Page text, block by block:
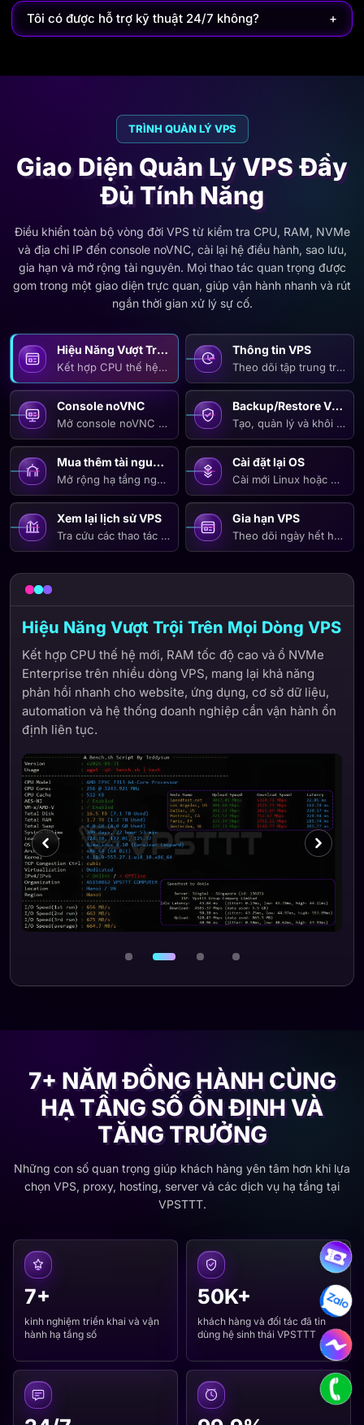
Tôi có được hỗ trợ kỹ thuật 24/7 không? +
TRÌNH QUẢN LÝ VPS
Giao Diện Quản Lý VPS Đầy
Đủ Tính Năng
Điều khiển toàn bộ vòng đời VPS từ kiểm tra CPU, RAM, NVMe
và địa chỉ IP đến console noVNC, cài lại hệ điều hành, sao lưu,
gia hạn và mở rộng tài nguyên. Mọi thao tác quan trọng được
gom trong một giao diện trực quan, giúp vận hành nhanh và rút
ngắn thời gian xử lý sự cố.
Hiệu Năng Vượt Trội Trên Mọi Dòng VPS
Kết hợp CPU thế hệ mới, RAM tốc độ cao và ổ NVMe
Thông tin VPS
Theo dõi tập trung trạng
Console noVNC
Mở console noVNC trực tiếp trên trình duyệt để kiểm tra
Backup/Restore VPS
Tạo, quản lý và khôi
Mua thêm tài nguyên
Mở rộng hạ tầng ngay khi nhu cầu tăng bằng cách đăng ký
Cài đặt lại OS
Cài mới Linux hoặc
Xem lại lịch sử VPS
Tra cứu các thao tác và sự kiện quan trọng theo thời gian
Gia hạn VPS
Theo dõi ngày hết hạn
Hiệu Năng Vượt Trội Trên Mọi Dòng VPS
Kết hợp CPU thế hệ mới, RAM tốc độ cao và ổ NVMe
Enterprise trên nhiều dòng VPS, mang lại khả năng
phản hồi nhanh cho website, ứng dụng, cơ sở dữ liệu,
automation và hệ thống doanh nghiệp cần vận hành ổn
định liên tục.
Ảnh 2 / 4
7+ NĂM ĐỒNG HÀNH CÙNG
HẠ TẦNG SỐ ỔN ĐỊNH VÀ
TĂNG TRƯỞNG
Những con số quan trọng giúp khách hàng yên tâm hơn khi lựa
chọn VPS, proxy, hosting, server và các dịch vụ hạ tầng tại
VPSTTT.
7+
kinh nghiệm triển khai và vận
hành hạ tầng số
50K+
khách hàng và đối tác đã tin
dùng hệ sinh thái VPSTTT